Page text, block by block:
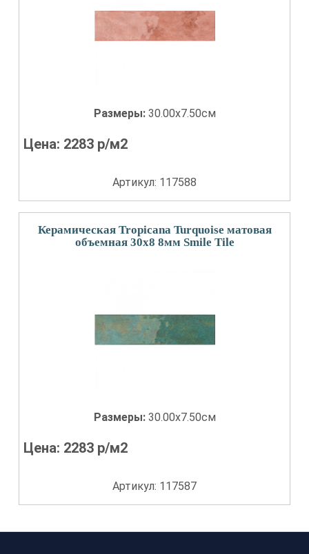
Размеры: 30.00x7.50см
Цена: 2283 р/м2
Артикул: 117588
Керамическая Tropicana Turquoise матовая
объемная 30x8 8мм Smile Tile
Размеры: 30.00x7.50см
Цена: 2283 р/м2
Артикул: 117587